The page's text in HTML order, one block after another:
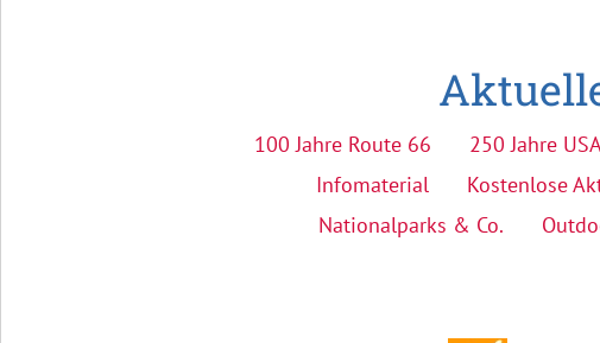
100 Jahre Route 66 250 Jahre USA
Infomaterial
Kostenlose
Nationalparks & Co.